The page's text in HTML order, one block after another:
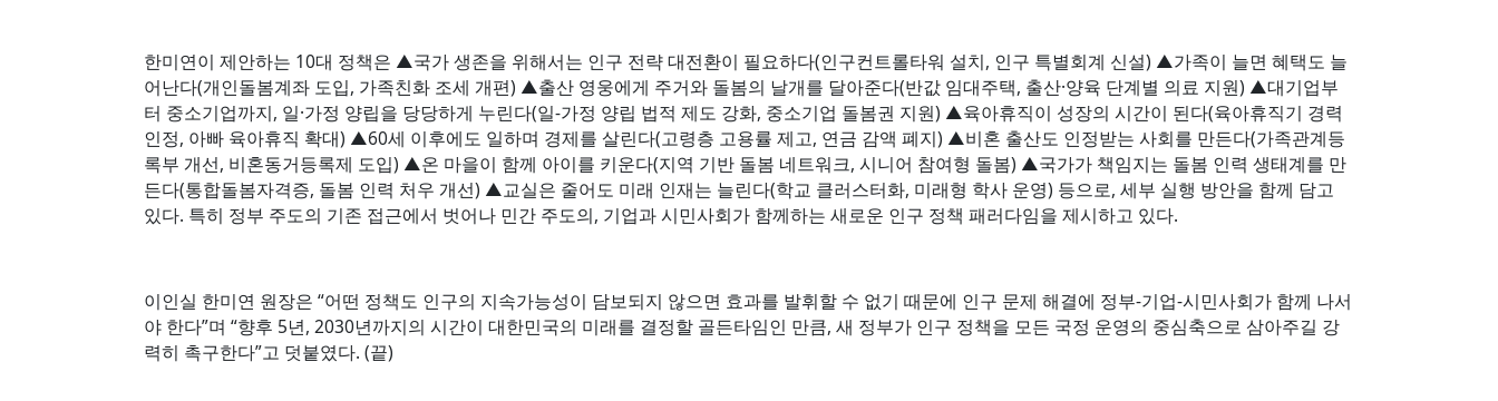
한미연이 제안하는 10대 정책은 ▲국가 생존을 위해서는 인구 전략 대전환이 필요하다(인구컨트롤타워 설치, 인구 특별회계 신설) ▲가족이 늘면 혜택도 늘
어난다(개인돌봄계좌 도입, 가족친화 조세 개편) ▲출산 영웅에게 주거와 돌봄의 날개를 달아준다(반값 임대주택, 출산·양육 단계별 의료 지원) ▲대기업부
터 중소기업까지, 일·가정 양립을 당당하게 누린다(일-가정 양립 법적 제도 강화, 중소기업 돌봄권 지원) ▲육아휴직이 성장의 시간이 된다(육아휴직기 경력
인정, 아빠 육아휴직 확대) ▲60세 이후에도 일하며 경제를 살린다(고령층 고용률 제고, 연금 감액 폐지) ▲비혼 출산도 인정받는 사회를 만든다(가족관계등
록부 개선, 비혼동거등록제 도입) ▲온 마을이 함께 아이를 키운다(지역 기반 돌봄 네트워크, 시니어 참여형 돌봄) ▲국가가 책임지는 돌봄 인력 생태계를 만
든다(통합돌봄자격증, 돌봄 인력 처우 개선) ▲교실은 줄어도 미래 인재는 늘린다(학교 클러스터화, 미래형 학사 운영) 등으로, 세부 실행 방안을 함께 담고
있다. 특히 정부 주도의 기존 접근에서 벗어나 민간 주도의, 기업과 시민사회가 함께하는 새로운 인구 정책 패러다임을 제시하고 있다.
이인실 한미연 원장은 “어떤 정책도 인구의 지속가능성이 담보되지 않으면 효과를 발휘할 수 없기 때문에 인구 문제 해결에 정부-기업-시민사회가 함께 나서
야 한다”며 “향후 5년, 2030년까지의 시간이 대한민국의 미래를 결정할 골든타임인 만큼, 새 정부가 인구 정책을 모든 국정 운영의 중심축으로 삼아주길 강
력히 촉구한다”고 덧붙였다. (끝)